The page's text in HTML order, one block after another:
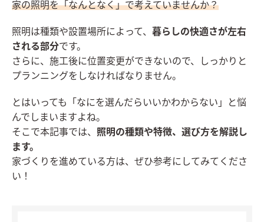
家の照明を「なんとなく」で考えていませんか？
照明は種類や設置場所によって、 暮らしの快適さが左右
される部分です。
さらに、施工後に位置変更ができないので、しっかりと
プランニングをしなければなりません。
とはいっても「なにを選んだらいいかわからない」と悩
んでしまいますよね。
そこで本記事では、 照明の種類や特徴、選び方を解説し
ます。
家づくりを進めている方は、ぜひ参考にしてみてくださ
い！